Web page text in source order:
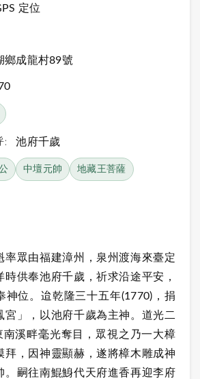
定位
鄉成龍村89號
: 池府千歲
中壇元帥 地藏王菩薩
率眾由福建漳州，泉州渡海來臺定
時供奉池府千歲，祈求沿途平安，
神位。迨乾隆三十五年(1770)，捐
宮」，以池府千歲為主神。道光二
南溪畔毫光奪目，眾視之乃一大樟
拜，因神靈顯赫，遂將樟木雕成神
。嗣往南鯤鯓代天府進香再迎李府